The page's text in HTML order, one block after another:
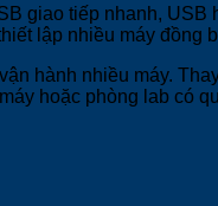
giao tiếp nhanh,
lập nhiều máy đồng
hành nhiều máy.
hoặc phòng lab có